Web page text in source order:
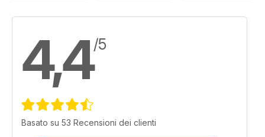
4,4/5
Basato su 53 Recensioni dei clienti